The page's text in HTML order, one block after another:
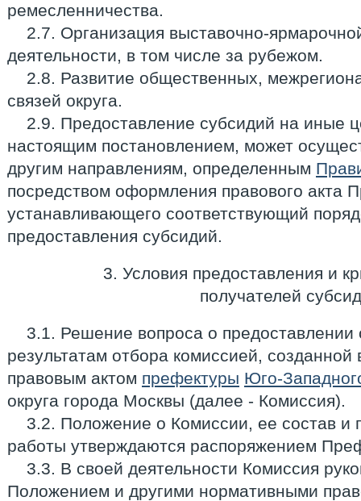
ремесленничества.
2.7. Организация выставочно-
деятельности, в том числе за рубежом.
2.8. Развитие общественных,
связей округа.
2.9. Предоставление субсидий на иные
настоящим постановлением, может
другим направлениям, определенным
посредством оформления правового акта
устанавливающего соответствующий
предоставления субсидий.
3. Условия предоставления и
получателей
3.1. Решение вопроса о предоставлении
результатам отбора комиссией, созданной
правовым актом префектуры Юго-
округа города Москвы (далее - Комиссия).
3.2. Положение о Комиссии, ее состав и
работы утверждаются распоряжением
3.3. В своей деятельности Комиссия
Положением и другими нормативными